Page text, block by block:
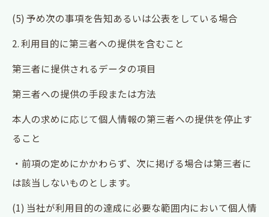
(5) 予め次の事項を告知あるいは公表をしている場合
2. 利用目的に第三者への提供を含むこと
第三者に提供されるデータの項目
第三者への提供の手段または方法
本人の求めに応じて個人情報の第三者への提供を停止す
ること
・前項の定めにかかわらず、次に掲げる場合は第三者に
は該当しないものとします。
(1) 当社が利用目的の達成に必要な範囲内において個人情